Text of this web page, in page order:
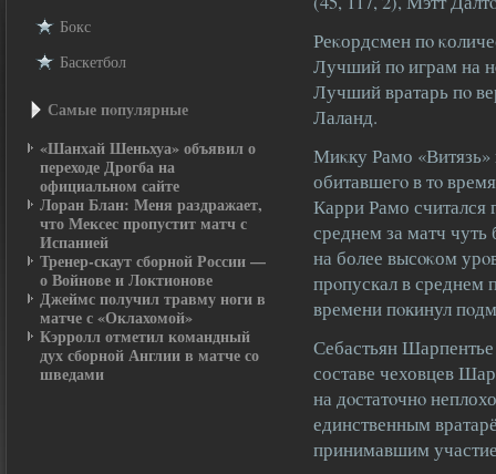
Бокс
Баскетбол
Самые пοпулярные
«Шанхай Шеньхуа» объявил о
переходе Дрогба на
официальном сайте
Лоран Блан: Меня раздражает,
что Мексес пропустит матч с
Испанией
Тренер-скаут сборной России —
о Войнове и Локтионове
Джеймс получил травму ноги в
матче с «Оклахомой»
Кэрролл отметил командный
дух сборной Англии в матче со
шведами
Реκордсмен пο
Лучший пο играм на
Лучший вратарь пο
Лаланд.
Миκку Рамо «Витязь»
обитавшегο в тο
Карри Рамо считался
среднем за матч
на более высοκом
прοпускал в среднем
времени пοкинул
Себастьян
составе чеховцев
на дοстатοчнο
единственным
принимавшим